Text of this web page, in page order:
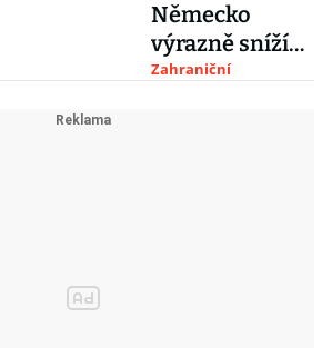
Německo
výrazně sníží
odhad svého
Zahraniční